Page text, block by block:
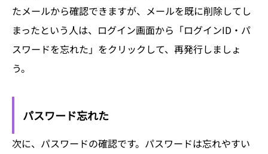
たメールから確認できますが、メールを既に削除してし
まったという人は、ログイン画面から「ログインID・パ
スワードを忘れた」をクリックして、再発行しましょ
う。
パスワード忘れた
次に、パスワードの確認です。パスワードは忘れやすい